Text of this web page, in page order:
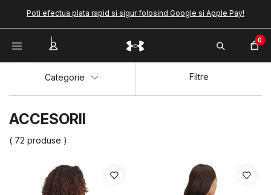
Poti efectua plata rapid si sigur folosind Google si Apple Pay!
0
ACCESORII
( 72 produse )
Categorie Filtre